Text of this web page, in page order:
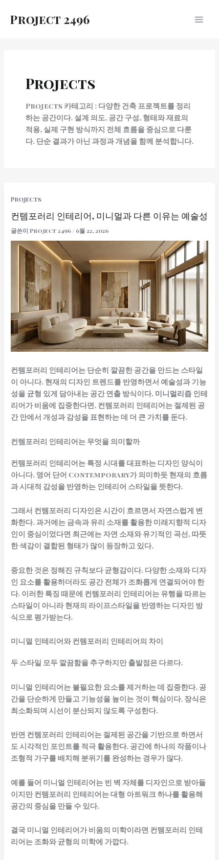
Project 2496
Projects
Projects 카테고리 : 다양한 건축 프로젝트를 정리
하는 공간이다. 설계 의도, 공간 구성, 형태와 재료의
적용, 실제 구현 방식까지 전체 흐름을 중심으로 다룬
다. 단순 결과가 아닌 과정과 개념을 함께 분석합니다.
Projects
컨템포러리 인테리어, 미니멀과 다른 이유는 예술성
글쓴이Project 2496 / 6월 22, 2026
컨템포러리 인테리어는 단순히 깔끔한 공간을 만드는 스타일
이 아니다. 현재의 디자인 트렌드를 반영하면서 예술성과 기능
성을 균형 있게 담아내는 공간 연출 방식이다. 미니멀리즘 인테
리어가 비움에 집중한다면, 컨템포러리 인테리어는 절제된 공
간 안에서 개성과 감성을 표현하는 데 더 큰 가치를 둔다.
컨템포러리 인테리어는 무엇을 의미할까
컨템포러리 인테리어는 특정 시대를 대표하는 디자인 양식이
아니다. 영어 단어 Contemporary가 의미하듯 현재의 흐름
과 시대적 감성을 반영하는 인테리어 스타일을 뜻한다.
그래서 컨템포러리 디자인은 시간이 흐르면서 자연스럽게 변
화한다. 과거에는 금속과 유리 소재를 활용한 미래지향적 디자
인이 중심이었다면 최근에는 자연 소재와 유기적인 곡선, 따뜻
한 색감이 결합된 형태가 많이 등장하고 있다.
중요한 것은 정해진 규칙보다 균형감이다. 다양한 소재와 디자
인 요소를 활용하더라도 공간 전체가 조화롭게 연결되어야 한
다. 이러한 특징 때문에 컨템포러리 인테리어는 유행을 따르는
스타일이 아니라 현재의 라이프스타일을 반영하는 디자인 방
식으로 평가받는다.
미니멀 인테리어와 컨템포러리 인테리어의 차이
두 스타일 모두 깔끔함을 추구하지만 출발점은 다르다.
미니멀 인테리어는 불필요한 요소를 제거하는 데 집중한다. 공
간을 단순하게 만들고 기능성을 높이는 것이 핵심이다. 장식은
최소화되며 시선이 분산되지 않도록 구성한다.
반면 컨템포러리 인테리어는 절제된 공간을 기반으로 하면서
도 시각적인 포인트를 적극 활용한다. 공간에 하나의 작품이나
조형적 가구를 배치해 분위기를 완성하는 경우가 많다.
예를 들어 미니멀 인테리어는 빈 벽 자체를 디자인으로 받아들
이지만 컨템포러리 인테리어는 대형 아트워크 하나를 활용해
공간의 중심을 만들 수 있다.
결국 미니멀 인테리어가 비움의 미학이라면 컨템포러리 인테
리어는 조화와 균형의 미학에 가깝다.